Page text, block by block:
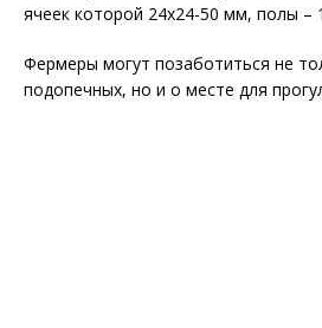
ячеек которой 24х24-50 мм, полы –
Фермеры могут позаботиться не
подопечных, но и о месте для